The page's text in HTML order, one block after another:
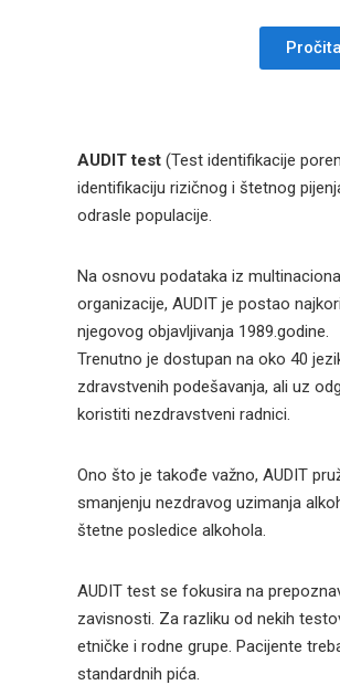
AUDIT test (Test identifikacije
identifikaciju rizičnog i štetnog
odrasle populacije.
Na osnovu podataka iz
organizacije, AUDIT je postao
njegovog objavljivanja 1989.godine.
Trenutno je dostupan na oko 40
zdravstvenih podešavanja, ali uz
koristiti nezdravstveni radnici.
Ono što je takođe važno, AUDIT
smanjenju nezdravog uzimanja
štetne posledice alkohola.
AUDIT test se fokusira na
zavisnosti. Za razliku od nekih
etničke i rodne grupe. Pacijente
standardnih pića.